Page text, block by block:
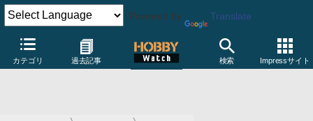
Powered by Translate
カテゴリ 過去記事 検索 Impressサイト